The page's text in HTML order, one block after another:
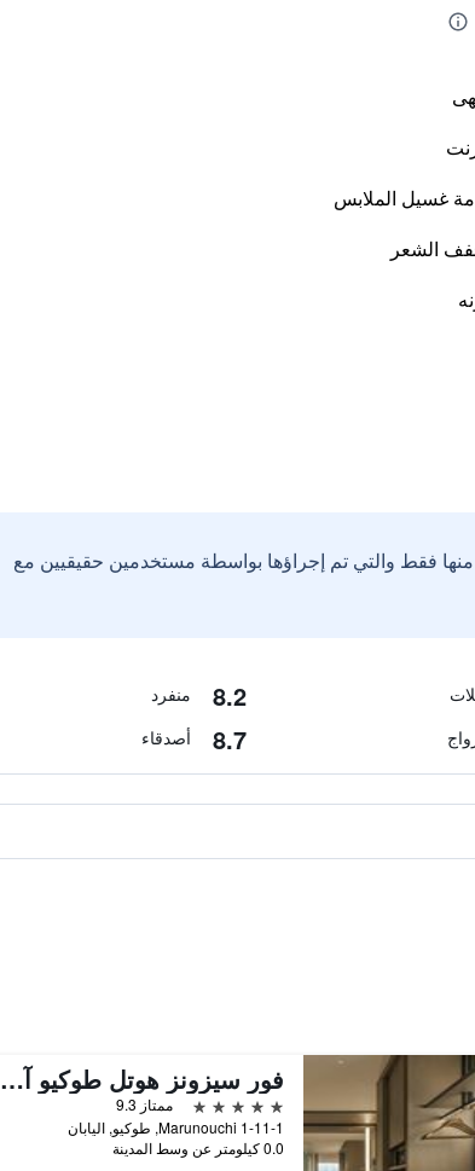
غسيل الملابس
الشعر
فقط والتي تم إجراؤها بواسطة مستخدمين حقيقيين مع
8.2 منفرد
8.7 أصدقاء
فور سيزونز هوتل طوكيو آت مارونوتشي
5 نجوم
ممتاز 9.3
1-11-1 Marunouchi, طوكيو, اليابان
0.0 كيلومتر عن وسط المدينة